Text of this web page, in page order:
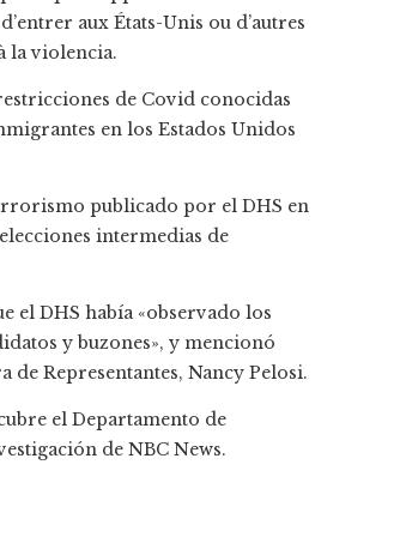
aux États-Unis ou d’autres
la violencia.
de Covid conocidas
en los Estados Unidos
publicado por el DHS en
intermedias de
el DHS había «observado los
y buzones», y mencionó
de Representantes, Nancy Pelosi.
el Departamento de
de NBC News.